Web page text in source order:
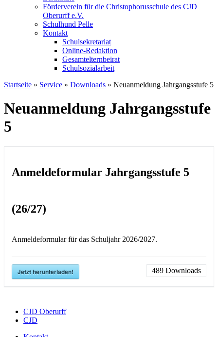
Förderverein für die Christophorusschule des CJD
Oberurff e.V.
Schulhund Pelle
Kontakt
Schulsekretariat
Online-Redaktion
Gesamtelternbeirat
Schulsozialarbeit
Startseite » Service » Downloads » Neuanmeldung Jahrgangsstufe 5
Neuanmeldung Jahrgangsstufe
5
Anmeldeformular Jahrgangsstufe 5
(26/27)
Anmeldeformular für das Schuljahr 2026/2027.
Jetzt herunterladen! 489 Downloads
CJD Oberurff
CJD